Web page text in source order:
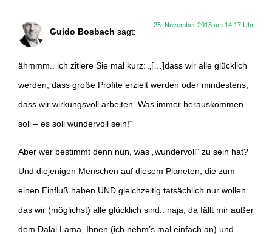
Guido Bosbach sagt:
25. November 2013 um 14:17 Uhr
ähmmm.. ich zitiere Sie mal kurz: „[…]dass wir alle glücklich
werden, dass große Profite erzielt werden oder mindestens,
dass wir wirkungsvoll arbeiten. Was immer herauskommen
soll – es soll wundervoll sein!“
Aber wer bestimmt denn nun, was „wundervoll“ zu sein hat?
Und diejenigen Menschen auf diesem Planeten, die zum
einen Einfluß haben UND gleichzeitig tatsächlich nur wollen
das wir (möglichst) alle glücklich sind.. naja, da fällt mir außer
dem Dalai Lama, Ihnen (ich nehm’s mal einfach an) und